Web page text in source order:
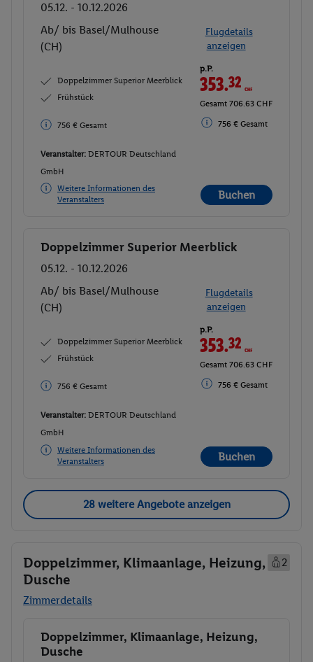
05.12. - 10.12.2026
Ab/ bis Basel/Mulhouse
(CH)
Flugdetails
anzeigen
Doppelzimmer Superior Meerblick
Frühstück
756 € Gesamt
p.P.
353.32 CHF
Gesamt 706.63 CHF
756 € Gesamt
Veranstalter: DERTOUR Deutschland
GmbH
Weitere Informationen des
Veranstalters
Buchen
Buchen
Doppelzimmer Superior Meerblick
05.12. - 10.12.2026
Ab/ bis Basel/Mulhouse
(CH)
Flugdetails
anzeigen
Doppelzimmer Superior Meerblick
Frühstück
756 € Gesamt
p.P.
353.32 CHF
Gesamt 706.63 CHF
756 € Gesamt
Veranstalter: DERTOUR Deutschland
GmbH
Weitere Informationen des
Veranstalters
Buchen
28 weitere Angebote anzeigen
Doppelzimmer, Klimaanlage, Heizung,
Dusche
2
Zimmerdetails
Buchen
Doppelzimmer, Klimaanlage, Heizung,
Dusche